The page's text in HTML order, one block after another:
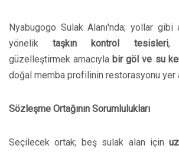
Nyabugogo Sulak Alanı'nda; yollar gibi
yöneliktaşkın kontrol tesisleri,
güzelleştirmek amacıyla bir göl ve su
doğal memba profilinin restorasyonu yer
Sözleşme Ortağının Sorumlulukları
Seçilecek ortak; beş sulak alan için